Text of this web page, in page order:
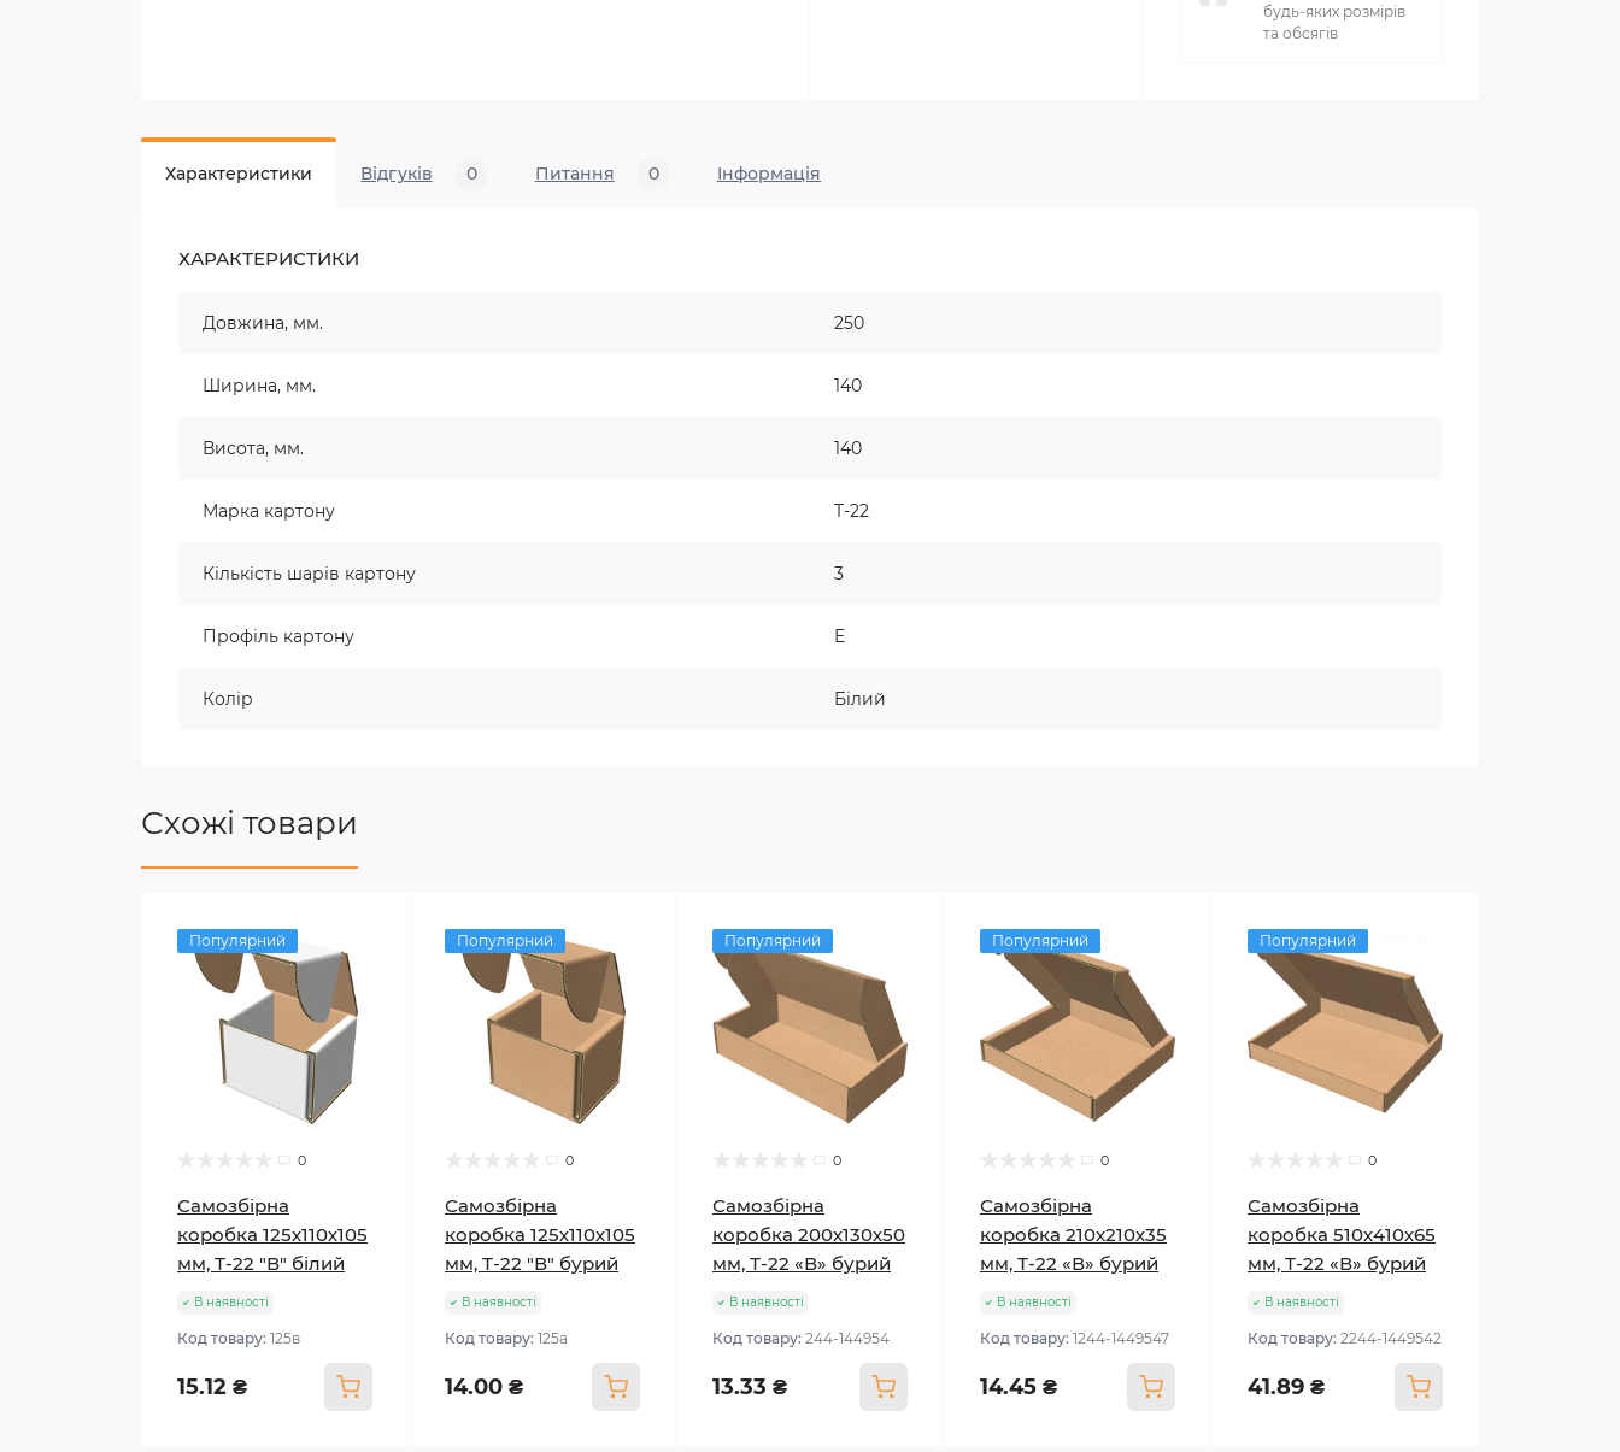
будь-яких розмірів
та обсягів
Характеристики Відгуків 0 Питання 0 Iнформація
ХАРАКТЕРИСТИКИ
Довжина, мм. 250
Ширина, мм. 140
Висота, мм. 140
Марка картону T-22
Кількість шарів картону 3
Профіль картону Е
Колір Білий
Схожі товари
Популярний
0
Самозбірна
коробка 125х110х105
мм, Т-22 "В" білий
В наявності
Код товару: 125в
15.12 ₴
Популярний
0
Самозбірна
коробка 125х110х105
мм, Т-22 "В" бурий
В наявності
Код товару: 125а
14.00 ₴
Популярний
0
Самозбірна
коробка 200х130х50
мм, Т-22 «В» бурий
В наявності
Код товару: 244-144954
13.33 ₴
Популярний
0
Самозбірна
коробка 210х210х35
мм, Т-22 «В» бурий
В наявності
Код товару: 1244-1449547
14.45 ₴
Популярний
0
Самозбірна
коробка 510х410х65
мм, Т-22 «В» бурий
В наявності
Код товару: 2244-1449542
41.89 ₴